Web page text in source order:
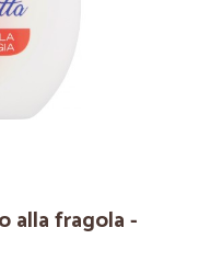
alla fragola -